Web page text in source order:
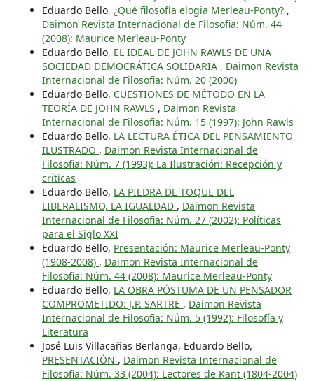
Eduardo Bello, ¿Qué filosofía elogia Merleau-Ponty? ,
Daimon Revista Internacional de Filosofia: Núm. 44
(2008): Maurice Merleau-Ponty
Eduardo Bello, EL IDEAL DE JOHN RAWLS DE UNA
SOCIEDAD DEMOCRÁTICA SOLIDARIA , Daimon Revista
Internacional de Filosofia: Núm. 20 (2000)
Eduardo Bello, CUESTIONES DE MÉTODO EN LA
TEORÍA DE JOHN RAWLS , Daimon Revista
Internacional de Filosofia: Núm. 15 (1997): John Rawls
Eduardo Bello, LA LECTURA ÉTICA DEL PENSAMIENTO
ILUSTRADO , Daimon Revista Internacional de
Filosofia: Núm. 7 (1993): La Ilustración: Recepción y
críticas
Eduardo Bello, LA PIEDRA DE TOQUE DEL
LIBERALISMO, LA IGUALDAD , Daimon Revista
Internacional de Filosofia: Núm. 27 (2002): Políticas
para el Siglo XXI
Eduardo Bello, Presentación: Maurice Merleau-Ponty
(1908-2008) , Daimon Revista Internacional de
Filosofia: Núm. 44 (2008): Maurice Merleau-Ponty
Eduardo Bello, LA OBRA PÓSTUMA DE UN PENSADOR
COMPROMETIDO: J.P. SARTRE , Daimon Revista
Internacional de Filosofia: Núm. 5 (1992): Filosofía y
Literatura
José Luis Villacañas Berlanga, Eduardo Bello,
PRESENTACIÓN , Daimon Revista Internacional de
Filosofia: Núm. 33 (2004): Lectores de Kant (1804-2004)